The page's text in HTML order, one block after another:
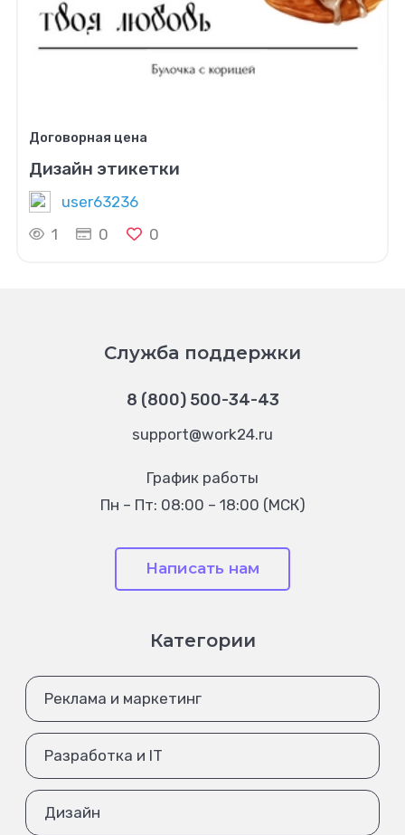
Договорная цена
Дизайн этикетки
user63236
1
0 0
Служба поддержки
8 (800) 500-34-43
support@work24.ru
График работы
Пн – Пт: 08:00 – 18:00 (МСК)
Написать нам
Категории
Реклама и маркетинг
Разработка и IT
Дизайн